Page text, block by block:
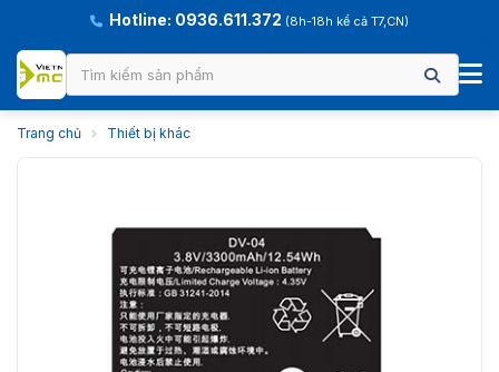
Hotline: 0936.611.372 (8h-18h kể cả T7,CN)
Trang chủ › Thiết bị khác